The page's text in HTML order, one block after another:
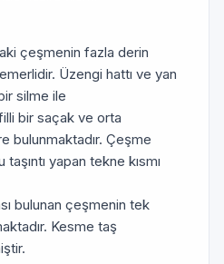
çeşmenin fazla derin
Üzengi hattı ve yan
silme ile
bir saçak ve orta
bulunmaktadır. Çeşme
yapan tekne kısmı
bulunan çeşmenin tek
Kesme taş